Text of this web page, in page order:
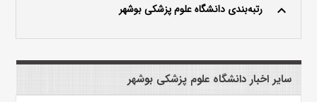
keyboard_arrow_up رتبه‌بندی دانشگاه علوم پزشکی بوشهر
سایر اخبار دانشگاه علوم پزشکی بوشهر